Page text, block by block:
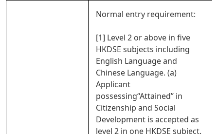
Normal entry requirement:
[1] Level 2 or above in five
HKDSE subjects including
English Language and
Chinese Language. (a)
Applicant
possessing“Attained” in
Citizenship and Social
Development is accepted as
level 2 in one HKDSE subject.